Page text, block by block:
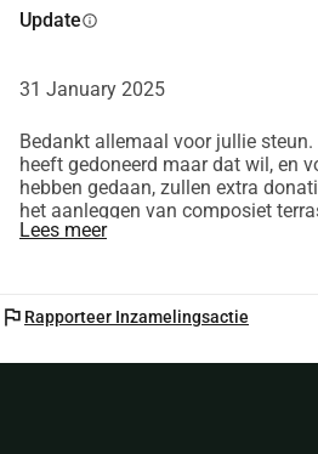
die u kunt ophalen bij de Compass*
totaal hebben bereikt.
De Compass maakt al meer dan
lokale leven. Help ons om nog
schenken.
Updateinfo
31 January 2025
Bedankt allemaal voor jullie steun.
heeft gedoneerd maar dat wil, en
hebben gedaan, zullen extra
het aanleggen van composiet
Compass tuin.
Lees meer
flag Rapporteer Inzamelingsactie